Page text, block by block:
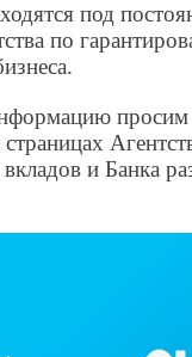
под
по
просим
и Банка